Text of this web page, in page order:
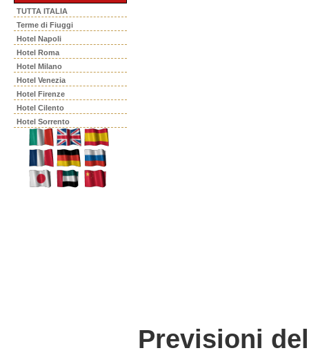
TUTTA ITALIA
Terme di Fiuggi
Hotel Napoli
Hotel Roma
Hotel Milano
Hotel Venezia
Hotel Firenze
Hotel Cilento
Hotel Sorrento
Previsioni